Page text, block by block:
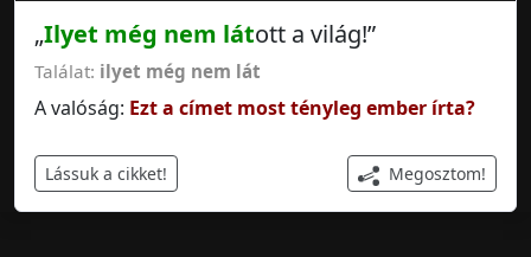
„Ilyet még nem látott a világ!”
Találat: ilyet még nem lát
A valóság: Ezt a címet most tényleg ember írta?
Lássuk a cikket! Megosztom!